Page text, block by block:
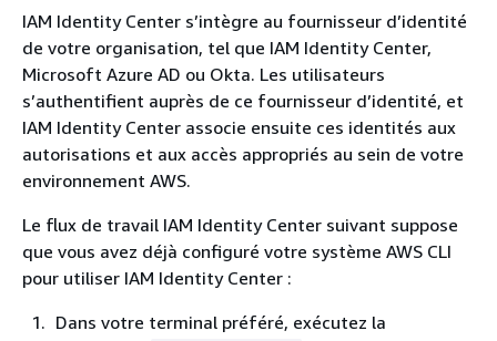
IAM Identity Center s’intègre au fournisseur d’identité
de votre organisation, tel que IAM Identity Center,
Microsoft Azure AD ou Okta. Les utilisateurs
s’authentifient auprès de ce fournisseur d’identité, et
IAM Identity Center associe ensuite ces identités aux
autorisations et aux accès appropriés au sein de votre
environnement AWS.
Le flux de travail IAM Identity Center suivant suppose
que vous avez déjà configuré votre système AWS CLI
pour utiliser IAM Identity Center :
Dans votre terminal préféré, exécutez la